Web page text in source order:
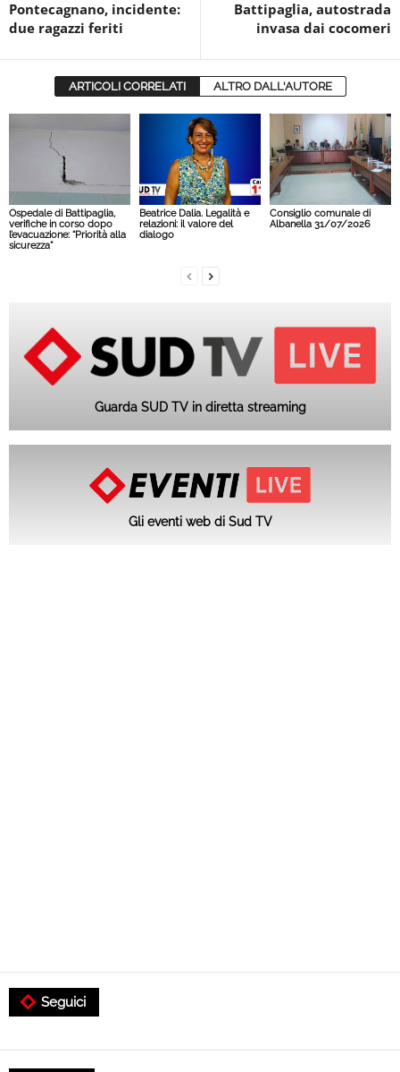
Pontecagnano, incidente:
due ragazzi feriti
Battipaglia, autostrada
invasa dai cocomeri
ARTICOLI CORRELATI ALTRO DALL'AUTORE
Ospedale di Battipaglia,
verifiche in corso dopo
l’evacuazione: “Priorità alla
sicurezza”
Beatrice Dalia. Legalità e
relazioni: il valore del
dialogo
Consiglio comunale di
Albanella 31/07/2026
Guarda SUD TV in diretta streaming
Gli eventi web di Sud TV
Seguici